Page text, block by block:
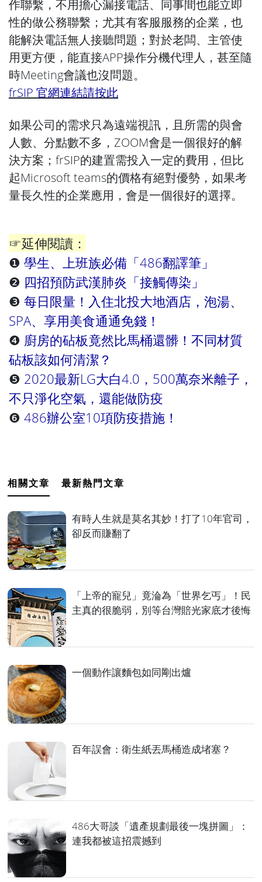
作聯繫，不用擔心漏接電話、同事間也能立即
性的做公務聯繫；尤其有客服服務的企業，也
能解決電話無人接聽問題；對於老闆、主管使
用更方便，能直接APP操作分機代理人，甚至隨
時Meeting會議也沒問題。
frSIP 官網連結請按此
如果公司的需求只為遠端視訊，且所需的與會
人數、分點數不多，ZOOM會是一個很好的解
決方案；frSIP的建置需投入一定的費用，但比
起Microsoft teams的價格有絕對優勢，如果考
量長久性的企業應用，會是一個很好的選擇。
☞延伸閱讀：
❶ 學生、上班族必備「486翻譯筆」
❷ 四招預防武漢肺炎「接觸傳染」
❸ 每日限量！入住北投大地酒店，泡湯、
SPA、享用美食通通免錢！
❹ 廚房的砧板竟然比馬桶還髒！不同材質
砧板該如何清潔？
❺ 2020最新LG大白4.0，500萬奈米離子，
不只淨化空氣，還能做防疫
❻ 486辦公室10項防疫措施！
相關文章 最新熱門文章
有時人生就是莫名其妙！打了10年官司，
卻反而賺翻了
「上帝的寵兒」竟淪為「世界乞丐」！民
主真的很脆弱，別等台灣賠光家底才後悔
一個動作讓麵包如同剛出爐
百年誤會：衛生紙丟馬桶造成堵塞？
486大哥談「遺產規劃最後一塊拼圖」：
連我都被這招震撼到